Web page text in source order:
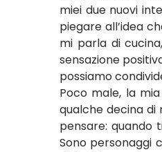
miei due nuovi
piegare all’idea
mi parla di
sensazione
possiamo
Poco male, la
qualche decina di
pensare: quando
Sono personaggi